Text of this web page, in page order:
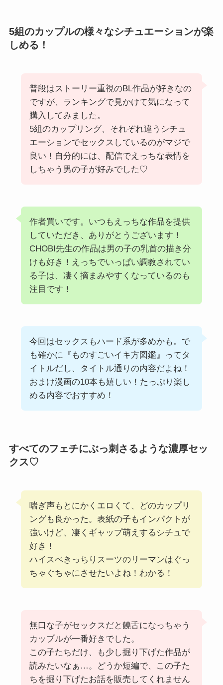
5組のカップルの様々なシチュエーションが楽
しめる！
普段はストーリー重視のBL作品が好きなの
ですが、ランキングで見かけて気になって
購入してみました。
5組のカップリング、それぞれ違うシチュ
エーションでセックスしているのがマジで
良い！自分的には、配信でえっちな表情を
しちゃう男の子が好みでした♡
作者買いです。いつもえっちな作品を提供
していただき、ありがとうございます！
CHOBI先生の作品は男の子の乳首の描き分
けも好き！えっちでいっぱい調教されてい
る子は、凄く摘まみやすくなっているのも
注目です！
今回はセックスもハード系が多めかも。で
も確かに『ものすごいイキ方図鑑』ってタ
イトルだし、タイトル通りの内容だよね！
おまけ漫画の10本も嬉しい！たっぷり楽し
める内容でおすすめ！
すべてのフェチにぶっ刺さるような濃厚セッ
クス♡
喘ぎ声もとにかくエロくて、どのカップリ
ングも良かった。表紙の子もインパクトが
強いけど、凄くギャップ萌えするシチュで
好き！
ハイスぺきっちりスーツのリーマンはぐっ
ちゃぐちゃにさせたいよね！わかる！
無口な子がセックスだと饒舌になっちゃう
カップルが一番好きでした。
この子たちだけ、も少し掘り下げた作品が
読みたいなぁ…。どうか短編で、この子た
ちを掘り下げたお話を販売してくれません